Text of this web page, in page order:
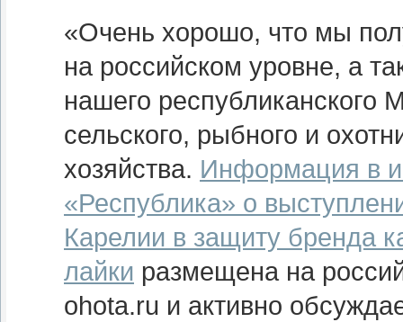
«Очень хорошо, что мы
на российском уровне, а
нашего республиканского
сельского, рыбного и
хозяйства. Информация в
«Республика» о
Карелии в защиту бренда
лайки размещена на
ohota.ru и активно